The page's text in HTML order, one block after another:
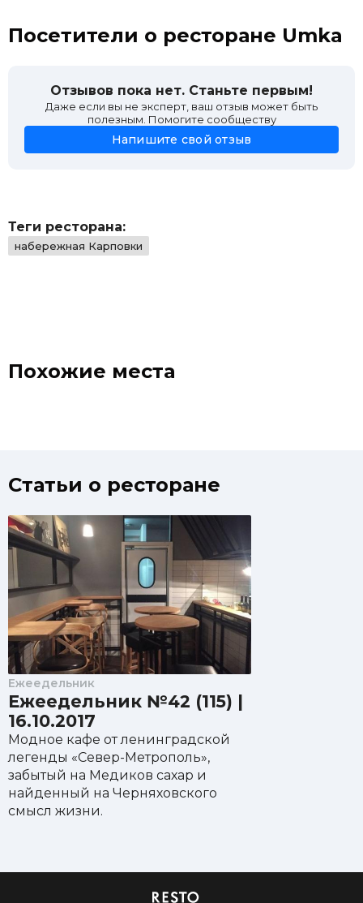
Посетители о ресторане Umka
Отзывов пока нет. Станьте первым!
Даже если вы не эксперт, ваш отзыв может быть
полезным. Помогите сообществу
Напишите свой отзыв
Теги ресторана:
набережная Карповки
Похожие места
Статьи о ресторане
Ежеедельник
Ежеедельник №42 (115) |
16.10.2017
Модное кафе от ленинградской
легенды «Север-Метрополь»,
забытый на Медиков сахар и
найденный на Черняховского
смысл жизни.